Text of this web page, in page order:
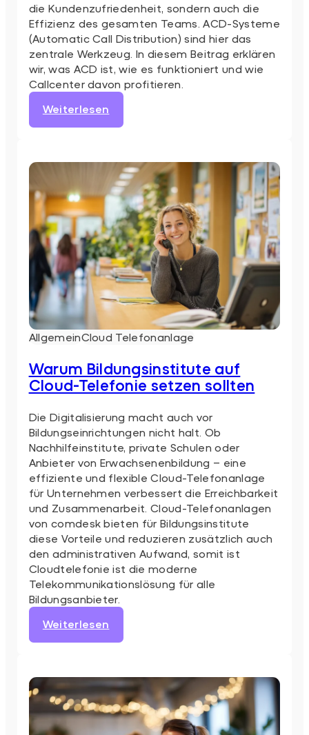
die Kundenzufriedenheit, sondern auch die
Effizienz des gesamten Teams. ACD-Systeme
(Automatic Call Distribution) sind hier das
zentrale Werkzeug. In diesem Beitrag erklären
wir, was ACD ist, wie es funktioniert und wie
Callcenter davon profitieren.
Weiterlesen
So
(ACD)
die
Effizienz
im
Callcenter
AllgemeinCloud Telefonanlage
Warum Bildungsinstitute auf
Cloud-Telefonie setzen sollten
Die Digitalisierung macht auch vor
Bildungseinrichtungen nicht halt. Ob
Nachhilfeinstitute, private Schulen oder
Anbieter von Erwachsenenbildung – eine
effiziente und flexible Cloud-Telefonanlage
für Unternehmen verbessert die Erreichbarkeit
und Zusammenarbeit. Cloud-Telefonanlagen
von comdesk bieten für Bildungsinstitute
diese Vorteile und reduzieren zusätzlich auch
den administrativen Aufwand, somit ist
Cloudtelefonie ist die moderne
Telekommunikationslösung für alle
Bildungsanbieter.
Weiterlesen
Warum
Cloud-
Telefonie
setzen
sollten